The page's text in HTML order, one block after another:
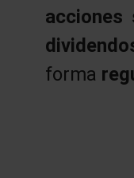
acciones
forma